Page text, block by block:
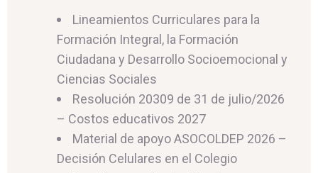
Lineamientos Curriculares para la
Formación Integral, la Formación
Ciudadana y Desarrollo Socioemocional y
Ciencias Sociales
Resolución 20309 de 31 de julio/2026
– Costos educativos 2027
Material de apoyo ASOCOLDEP 2026 –
Decisión Celulares en el Colegio